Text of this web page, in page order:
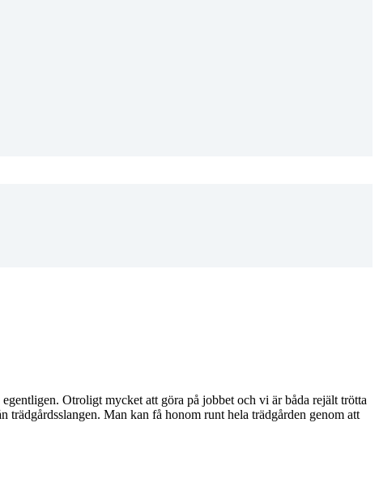
Otroligt mycket att göra på jobbet och vi är båda rejält trötta
Man kan få honom runt hela trädgården genom att